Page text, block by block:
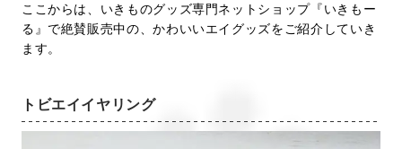
ここからは、いきものグッズ専門ネットショップ『いきもー
る』で絶賛販売中の、かわいいエイグッズをご紹介していき
ます。
トビエイイヤリング